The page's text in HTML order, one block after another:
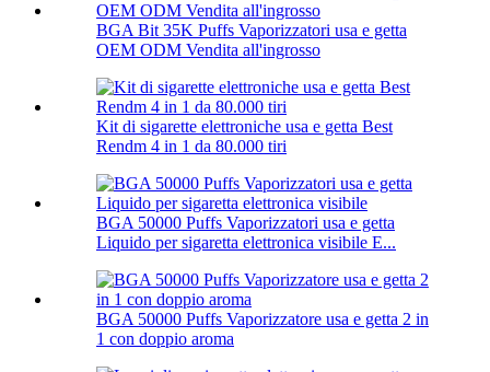
BGA Bit 35K Puffs Vaporizzatori usa e getta
OEM ODM Vendita all'ingrosso
Kit di sigarette elettroniche usa e getta Best
Rendm 4 in 1 da 80.000 tiri
BGA 50000 Puffs Vaporizzatori usa e getta
Liquido per sigaretta elettronica visibile E...
BGA 50000 Puffs Vaporizzatore usa e getta 2 in
1 con doppio aroma